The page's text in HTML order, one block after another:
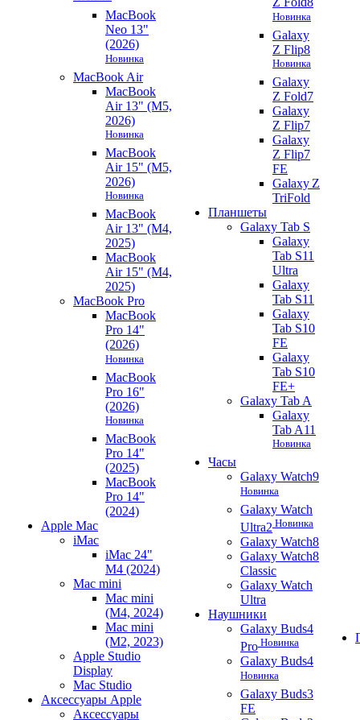
MacBook
Neo 13"
(2026)
Новинка
MacBook Air
MacBook
Air 13" (M5,
2026)
Новинка
MacBook
Air 15" (M5,
2026)
Новинка
MacBook
Air 13" (M4,
2025)
MacBook
Air 15" (M4,
2025)
MacBook Pro
MacBook
Pro 14"
(2026)
Новинка
MacBook
Pro 16"
(2026)
Новинка
MacBook
Pro 14"
(2025)
MacBook
Pro 14"
(2024)
Apple Mac
iMac
iMac 24"
M4 (2024)
Mac mini
Mac mini
(M4, 2024)
Mac mini
(M2, 2023)
Apple Studio
Display
Mac Studio
Аксессуары Apple
Аксессуары
Новинка
Galaxy
Z Flip8
Новинка
Galaxy
Z Fold7
Galaxy
Z Flip7
Galaxy
Z Flip7
FE
Galaxy Z
TriFold
Планшеты
Galaxy Tab S
Galaxy
Tab S11
Ultra
Galaxy
Tab S11
Galaxy
Tab S10
FE
Galaxy
Tab S10
FE+
Galaxy Tab A
Galaxy
Tab A11
Новинка
Часы
Galaxy Watch9
Новинка
Galaxy Watch
Ultra2 Новинка
Galaxy Watch8
Galaxy Watch8
Classic
Galaxy Watch
Ultra
Наушники
Galaxy Buds4
Pro Новинка
Galaxy Buds4
Новинка
Galaxy Buds3
FE